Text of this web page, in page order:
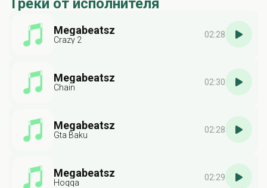
Треки от исполнителя
Megabeatsz
Crazy 2
02:28
Megabeatsz
Chain
02:30
Megabeatsz
Gta Baku
02:28
Megabeatsz
Hoqqa
02:29